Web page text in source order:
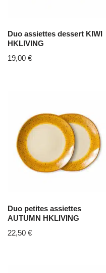
Duo assiettes dessert KIWI
HKLIVING
19,00 €
Duo petites assiettes
AUTUMN HKLIVING
22,50 €